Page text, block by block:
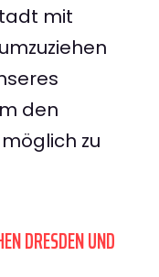
mit
den
zu
DRESDEN UND